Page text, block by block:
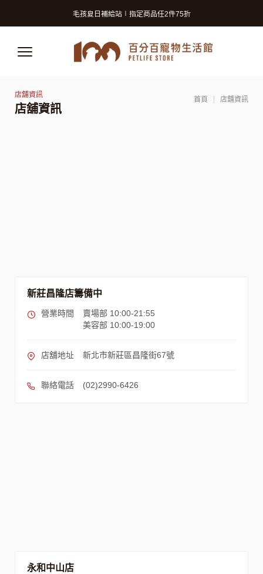
店舖資訊
首頁 店舖資訊
新莊昌隆店籌備中
營業時間
賣場部 10:00-21:55
美容部 10:00-19:00
店舖地址 新北市新莊區昌隆街67號
聯絡電話 (02)2990-6426
永和中山店
毛孩夏日補給站∣指定商品任2件75折
獸醫師推薦的寵物保險! 守護毛孩再升級!